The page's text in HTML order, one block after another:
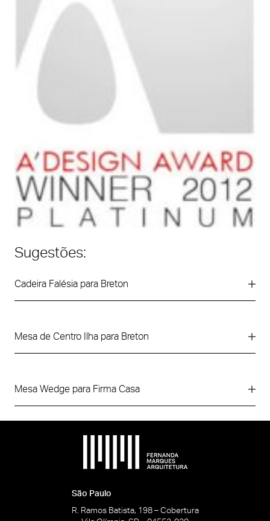
Sugestões:
Cadeira Falésia para Breton
Mesa de Centro Ilha para Breton
Mesa Wedge para Firma Casa
São Paulo
R. Ramos Batista, 198 – Cobertura